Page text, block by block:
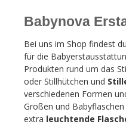
Babynova
Bei uns im Shop findest
für die
Produkten rund um das
oder Stillhütchen und
verschiedenen Formen
Größen und
extra leuchtende